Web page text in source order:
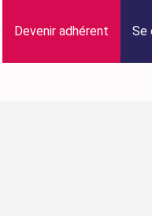
Devenir adhérent Se